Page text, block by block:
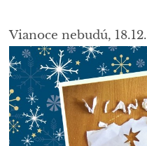
Vianoce nebudú,